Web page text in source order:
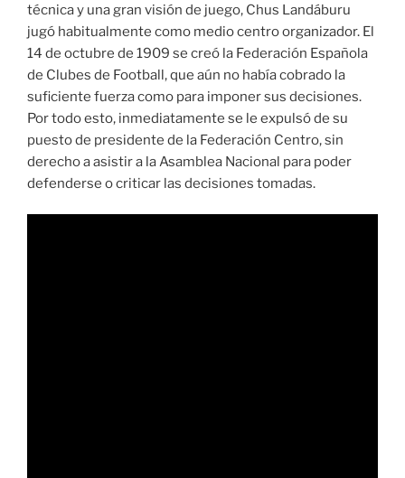
técnica y una gran visión de juego, Chus Landáburu
jugó habitualmente como medio centro organizador. El
14 de octubre de 1909 se creó la Federación Española
de Clubes de Football, que aún no había cobrado la
suficiente fuerza como para imponer sus decisiones.
Por todo esto, inmediatamente se le expulsó de su
puesto de presidente de la Federación Centro, sin
derecho a asistir a la Asamblea Nacional para poder
defenderse o criticar las decisiones tomadas.